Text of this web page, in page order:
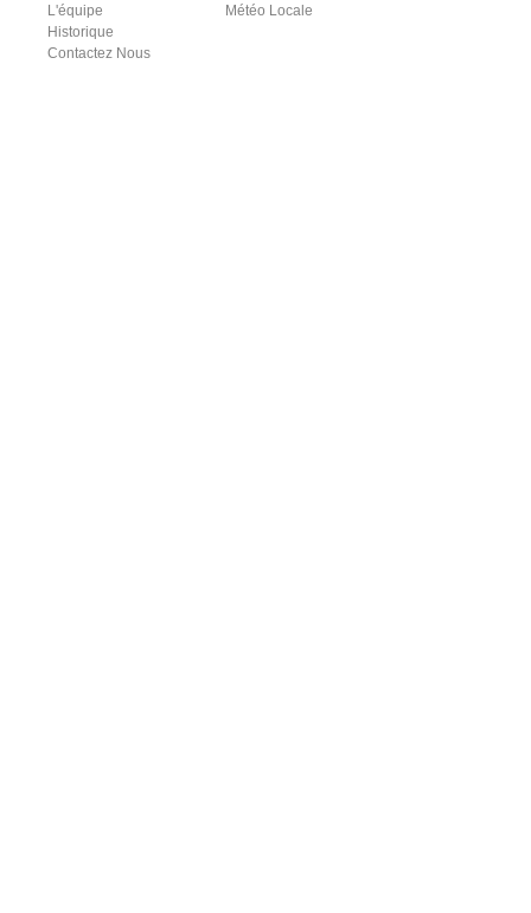
L'équipe
Historique
Contactez Nous
Météo Locale